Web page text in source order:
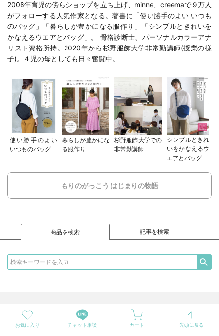
2008年育児の傍らショップを立ち上げ、minne、creemaで９万人
がフォローする人気作家となる。著書に「使い勝手のよい いつも
のバッグ 」「暮らしが豊かになる服作り 」「シンプルときれいを
かなえるウエアとバッグ 」。 骨格診断士、パーソナルカラーアナ
リスト資格所持。2020年から杉野服飾大学非常勤講師(授業の様
子)。４児の母としても日々奮闘中。
使い勝手のよい
いつものバッグ
暮らしが豊かにな
る服作り
杉野服飾大学での
非常勤講師
シンプルときれ
いをかなえるウ
エアとバッグ
もりのがっこう はじまりの物語
商品を検索 記事を検索
Instagram
お気に入り チャット相談 カート 先頭に戻る